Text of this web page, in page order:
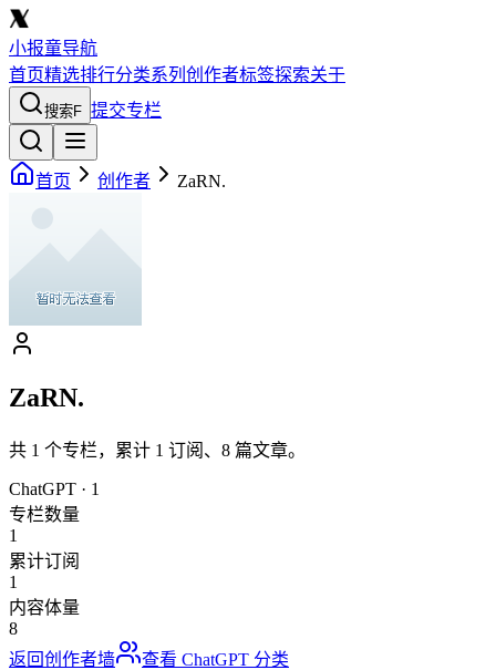
小报童导航
首页精选排行分类系列 创作者标签探索关于
搜索F 提交专栏
首页 创作者 ZaRN.
ZaRN.
共 1 个专栏，累计 1 订阅、 8 篇文章。
ChatGPT · 1
专栏数量
1
累计订阅
1
内容体量
8
返回创作者墙
查看 ChatGPT 分类